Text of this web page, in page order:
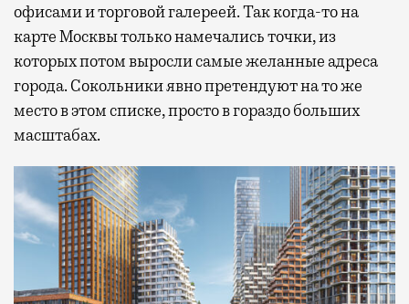
офисами и торговой галереей. Так когда-то на
карте Москвы только намечались точки, из
которых потом выросли самые желанные адреса
города. Сокольники явно претендуют на то же
место в этом списке, просто в гораздо больших
масштабах.